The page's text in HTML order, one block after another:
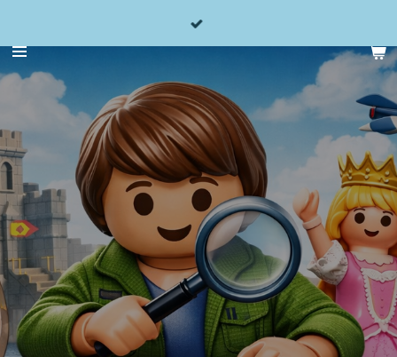
springen
und Playmobil und für Playmobil Ersatzteile.